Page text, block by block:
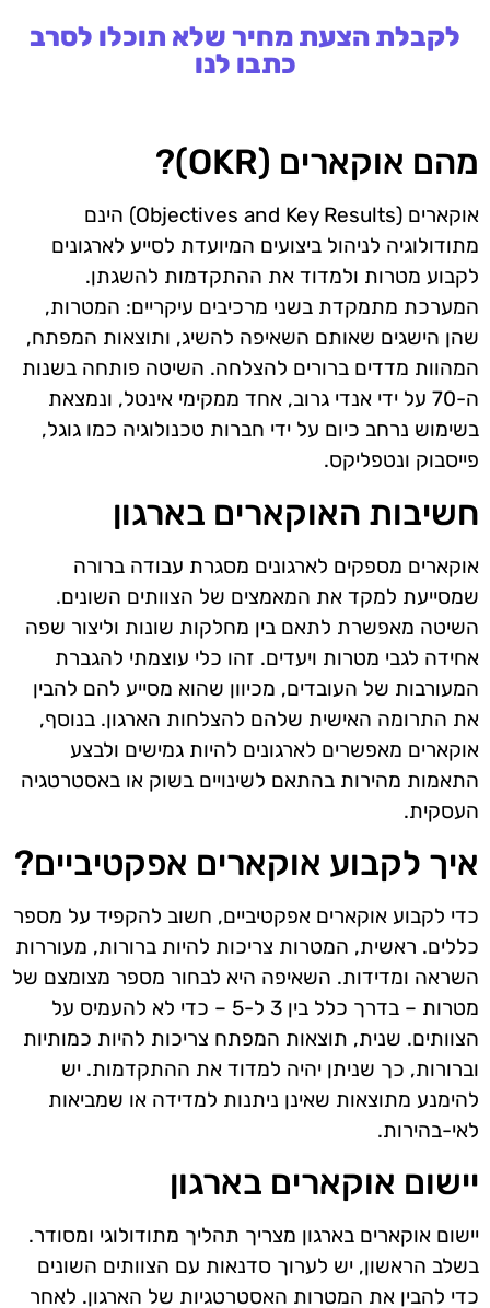
לקבלת הצעת מחיר שלא תוכלו לסרב
כתבו לנו
מהם אוקארים (OKR)?
אוקארים (Objectives and Key Results) הינם
מתודולוגיה לניהול ביצועים המיועדת לסייע לארגונים
לקבוע מטרות ולמדוד את ההתקדמות להשגתן.
המערכת מתמקדת בשני מרכיבים עיקריים: המטרות,
שהן הישגים שאותם השאיפה להשיג, ותוצאות המפתח,
המהוות מדדים ברורים להצלחה. השיטה פותחה בשנות
ה-70 על ידי אנדי גרוב, אחד ממקימי אינטל, ונמצאת
בשימוש נרחב כיום על ידי חברות טכנולוגיה כמו גוגל,
פייסבוק ונטפליקס.
חשיבות האוקארים בארגון
אוקארים מספקים לארגונים מסגרת עבודה ברורה
שמסייעת למקד את המאמצים של הצוותים השונים.
השיטה מאפשרת לתאם בין מחלקות שונות וליצור שפה
אחידה לגבי מטרות ויעדים. זהו כלי עוצמתי להגברת
המעורבות של העובדים, מכיוון שהוא מסייע להם להבין
את התרומה האישית שלהם להצלחות הארגון. בנוסף,
אוקארים מאפשרים לארגונים להיות גמישים ולבצע
התאמות מהירות בהתאם לשינויים בשוק או באסטרטגיה
העסקית.
איך לקבוע אוקארים אפקטיביים?
כדי לקבוע אוקארים אפקטיביים, חשוב להקפיד על מספר
כללים. ראשית, המטרות צריכות להיות ברורות, מעוררות
השראה ומדידות. השאיפה היא לבחור מספר מצומצם של
מטרות – בדרך כלל בין 3 ל-5 – כדי לא להעמיס על
הצוותים. שנית, תוצאות המפתח צריכות להיות כמותיות
וברורות, כך שניתן יהיה למדוד את ההתקדמות. יש
להימנע מתוצאות שאינן ניתנות למדידה או שמביאות
לאי-בהירות.
יישום אוקארים בארגון
יישום אוקארים בארגון מצריך תהליך מתודולוגי ומסודר.
בשלב הראשון, יש לערוך סדנאות עם הצוותים השונים
כדי להבין את המטרות האסטרטגיות של הארגון. לאחר